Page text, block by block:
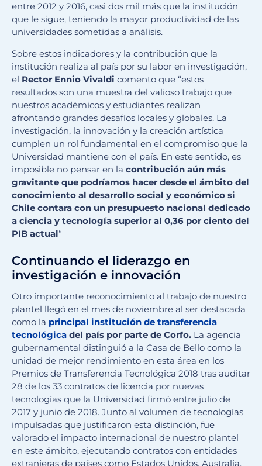
entre 2012 y 2016, casi dos mil más que la institución
que le sigue, teniendo la mayor productividad de las
universidades sometidas a análisis.
Sobre estos indicadores y la contribución que la
institución realiza al país por su labor en investigación,
el Rector Ennio Vivaldi comento que “estos
resultados son una muestra del valioso trabajo que
nuestros académicos y estudiantes realizan
afrontando grandes desafíos locales y globales. La
investigación, la innovación y la creación artística
cumplen un rol fundamental en el compromiso que la
Universidad mantiene con el país. En este sentido, es
imposible no pensar en la contribución aún más
gravitante que podríamos hacer desde el ámbito del
conocimiento al desarrollo social y económico si
Chile contara con un presupuesto nacional dedicado
a ciencia y tecnología superior al 0,36 por ciento del
PIB actual“
Continuando el liderazgo en
investigación e innovación
Otro importante reconocimiento al trabajo de nuestro
plantel llegó en el mes de noviembre al ser destacada
como la principal institución de transferencia
tecnológica del país por parte de Corfo. La agencia
gubernamental distinguió a la Casa de Bello como la
unidad de mejor rendimiento en esta área en los
Premios de Transferencia Tecnológica 2018 tras auditar
28 de los 33 contratos de licencia por nuevas
tecnologías que la Universidad firmó entre julio de
2017 y junio de 2018. Junto al volumen de tecnologías
impulsadas que justificaron esta distinción, fue
valorado el impacto internacional de nuestro plantel
en este ámbito, ejecutando contratos con entidades
extranjeras de países como Estados Unidos, Australia,